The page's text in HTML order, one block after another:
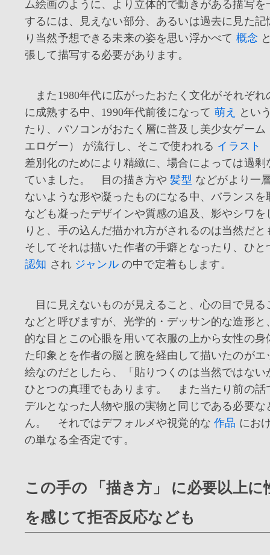
ム絵画のように、より立体的で動きがある描写を
するには、見えない部分、あるいは過去に見た記
り当然予想できる未来の姿を思い浮かべて 概念
張して描写する必要があります。
また1980年代に広がったおたく文化がそれぞ
に成熟する中、1990年代前後になって 萌え
とい
たり、パソコンがおたく層に普及し美少女ゲーム
エロゲー） が流行し、そこで使われる イラスト
差別化のためにより精緻に、場合によっては過剰
ていました。 目の描き方や髪型 などがより一
ないような形や凝ったものになる中、バランスを
なども凝ったデザインや質感の追及、影やシワを
りと、手の込んだ描かれ方がされるのは当然だ
そしてそれは描いた作者の手癖となったり、ひと
認知 され ジャンルの中で定着もします。
目に見えないものが見えること、心の目で見る
などと呼びますが、光学的・デッサン的な造形と
的な目とこの心眼を用いて衣服の上から女性の
た印象とを作者の脳と腕を経由して描いたのがエ
絵なのだとしたら、「貼りつくのは当然ではない
ひとつの真理でもあります。 また当たり前の話
デルとなった人物や服の実物と同じである必要な
ん。 それではデフォルメや視覚的な作品 にお
の単なる全否定です。
この手の 「描き方」 に必要以上に
を感じて拒否反応なども